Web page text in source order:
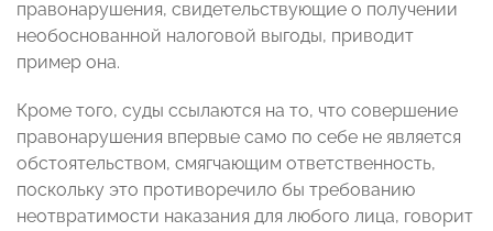
правонарушения, свидетельствующие о получении
необоснованной налоговой выгоды, приводит
пример она.
Кроме того, суды ссылаются на то, что совершение
правонарушения впервые само по себе не является
обстоятельством, смягчающим ответственность,
поскольку это противоречило бы требованию
неотвратимости наказания для любого лица, говорит